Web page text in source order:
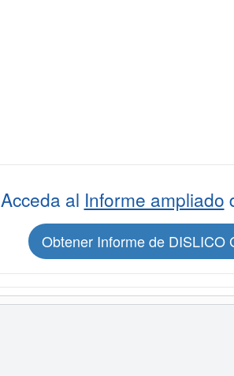
Acceda al Informe ampliado
Obtener Informe de DISLICO